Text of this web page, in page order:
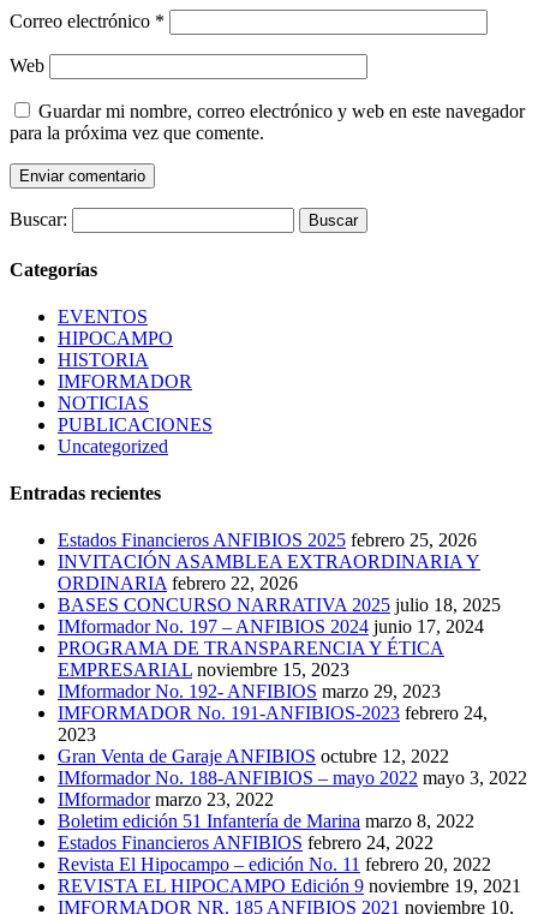
Correo electrónico *
Web
Guardar mi nombre, correo electrónico y web en este navegador
para la próxima vez que comente.
Buscar:
Categorías
EVENTOS
HIPOCAMPO
HISTORIA
IMFORMADOR
NOTICIAS
PUBLICACIONES
Uncategorized
Entradas recientes
Estados Financieros ANFIBIOS 2025 febrero 25, 2026
INVITACIÓN ASAMBLEA EXTRAORDINARIA Y
ORDINARIA febrero 22, 2026
BASES CONCURSO NARRATIVA 2025 julio 18, 2025
IMformador No. 197 – ANFIBIOS 2024 junio 17, 2024
PROGRAMA DE TRANSPARENCIA Y ÉTICA
EMPRESARIAL noviembre 15, 2023
IMformador No. 192- ANFIBIOS marzo 29, 2023
IMFORMADOR No. 191-ANFIBIOS-2023 febrero 24,
2023
Gran Venta de Garaje ANFIBIOS octubre 12, 2022
IMformador No. 188-ANFIBIOS – mayo 2022 mayo 3, 2022
IMformador marzo 23, 2022
Boletim edición 51 Infantería de Marina marzo 8, 2022
Estados Financieros ANFIBIOS febrero 24, 2022
Revista El Hipocampo – edición No. 11 febrero 20, 2022
REVISTA EL HIPOCAMPO Edición 9 noviembre 19, 2021
IMFORMADOR NR. 185 ANFIBIOS 2021 noviembre 10,